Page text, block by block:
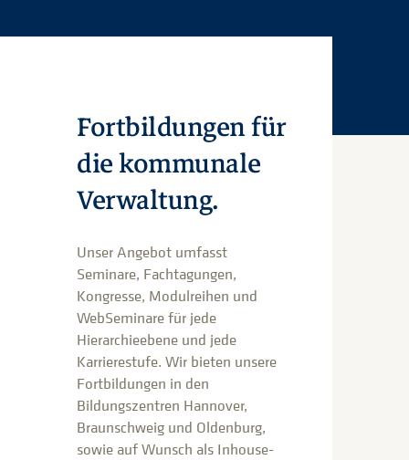
Fortbildungen für
die kommunale
Verwaltung.
Unser Angebot umfasst
Seminare, Fachtagungen,
Kongresse, Modulreihen und
WebSeminare für jede
Hierarchieebene und jede
Karrierestufe. Wir bieten unsere
Fortbildungen in den
Bildungszentren Hannover,
Braunschweig und Oldenburg,
sowie auf Wunsch als Inhouse-